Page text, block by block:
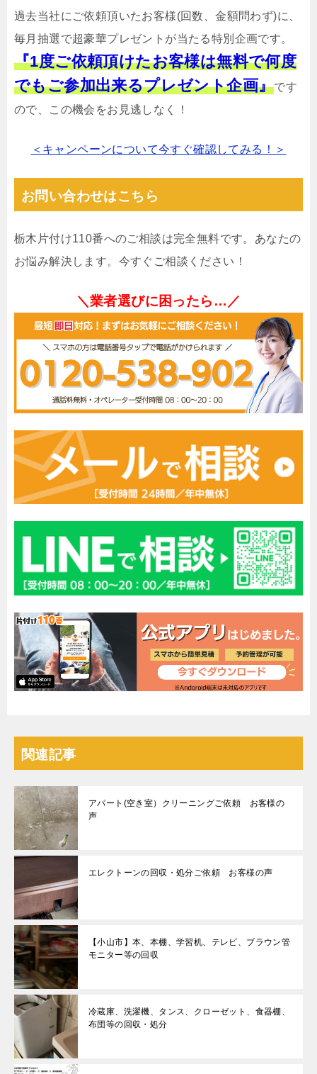
過去当社にご依頼頂いたお客様(回数、金額問わず)に、
毎月抽選で超豪華プレゼントが当たる特別企画です。
『1度ご依頼頂けたお客様は無料で何度
でもご参加出来るプレゼント企画』です
ので、この機会をお見逃しなく！
＜キャンペーンについて今すぐ確認してみる！＞
お問い合わせはこちら
栃木片付け110番へのご相談は完全無料です。あなたの
お悩み解決します。今すぐご相談ください！
＼業者選びに困ったら…／
関連記事
アパート(空き室）クリーニングご依頼 お客様の
声
エレクトーンの回収・処分ご依頼 お客様の声
【小山市】本、本棚、学習机、テレビ、ブラウン管
モニター等の回収
冷蔵庫、洗濯機、タンス、クローゼット、食器棚、
布団等の回収・処分